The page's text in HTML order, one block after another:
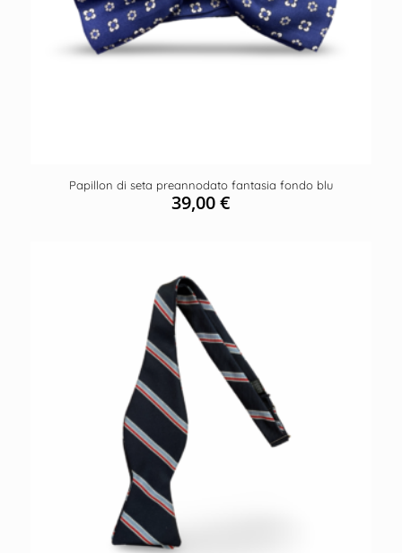
Papillon di seta preannodato fantasia fondo blu
39,00€